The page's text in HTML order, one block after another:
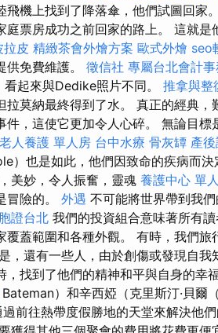
飛機上找到了降落傘，他們試圖回家。
庭票房成功之前回家的路上。 這就
拉皮 精緻茶會外燴方案 歐式外燴 seo
供免費維護。 徵信社 專屬台北會計
起來與Dedike照片不同。 推拿與整
拉莫納最終得到了水。 真正的經典
件，這使它更加令人心碎。 無論目
老人養護 單人房 台中水療 骨灰罈 產
）也是如此，他們因致命的疾病而
美妙，令人振奮，靈魂 養護中心 單
冒險的。 外遇 不可能將世界帶到我
證台北 我們的投資組合意味著所有讀
覆蓋範圍和各種外觀。 有時，我們
，還有一些人，由於創傷或發現自
，找到了他們的精神和平與自身的幸
Bateman）和辛西婭（克里斯汀·貝爾
前往熱帶度假勝地的天堂來解決他